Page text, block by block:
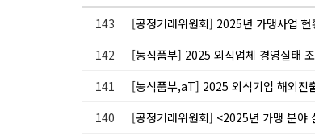
143
[공정거래위원회] 2025년 가맹사업 현
142
[농식품부] 2025 외식업체 경영실태
141
[농식품부,aT] 2025 외식기업 해외진
140
[공정거래위원회] <2025년 가맹 분야